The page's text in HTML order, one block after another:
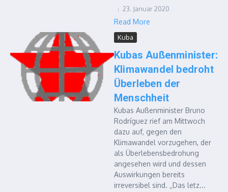
23. Januar 2020
Read More
Kuba
Kubas Außenminister:
Klimawandel bedroht
Überleben der
Menschheit
Kubas Außenminister Bruno
Rodríguez rief am Mittwoch
dazu auf, gegen den
Klimawandel vorzugehen, der
als Überlebensbedrohung
angesehen wird und dessen
Auswirkungen bereits
irreversibel sind. „Das letz...